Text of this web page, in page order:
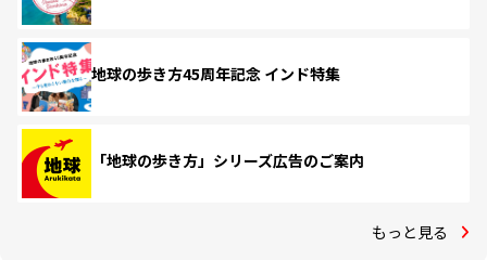
地球の歩き方45周年記念 インド特集
「地球の歩き方」シリーズ広告のご案内
もっと見る